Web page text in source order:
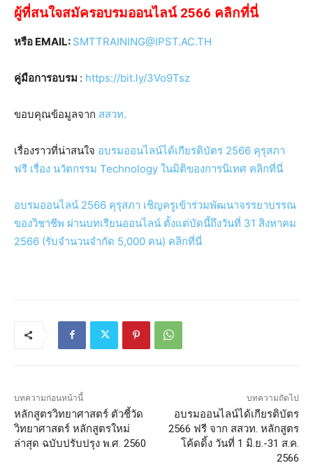
ผู้ที่สนใจสมัครอบรมออนไลน์ 2566 คลิกที่นี่
หรือ EMAIL: SMTTRAINING@IPST.AC.TH
คู่มือการอบรม : https://bit.ly/3Vo9Tsz
ขอบคุณข้อมูลจาก สสวท.
เรื่องราวที่น่าสนใจ อบรมออนไลน์ได้เกียรติบัตร 2566 คุรุสภา
ฟรี เรื่อง นวัตกรรม Technology ในมิติของการนิเทศ คลิกที่นี่
อบรมออนไลน์ 2566 คุรุสภา เชิญครูเข้าร่วมพัฒนาจรรยาบรรณ
ของวิชาชีพ ผ่านบทเรียนออนไลน์ ตั้งแต่บัดนี้ถึงวันที่ 31 สิงหาคม
2566 (รับจำนวนจำกัด 5,000 คน) คลิกที่นี่
บทความก่อนหน้านี้
หลักสูตรวิทยาศาสตร์ ตัวชี้วัด
วิทยาศาสตร์ หลักสูตรใหม่
ล่าสุด ฉบับปรับปรุง พ.ศ. 2560
บทความถัดไป
อบรมออนไลน์ได้เกียรติบัตร
2566 ฟรี จาก สสวท. หลักสูตร
โค้ดดิ้ง วันที่ 1 มิ.ย.-31 ส.ค.
2566